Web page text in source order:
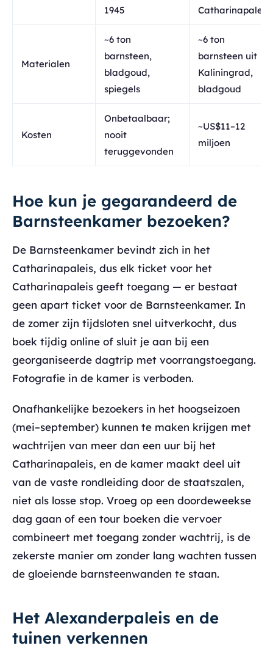
1945
Catharinapaleis
Materialen
~6 ton
barnsteen,
bladgoud,
spiegels
~6 ton
barnsteen uit
Kaliningrad,
bladgoud
Kosten
Onbetaalbaar;
nooit
teruggevonden
~US$11–12
miljoen
Hoe kun je gegarandeerd de
Barnsteenkamer bezoeken?
De Barnsteenkamer bevindt zich in het
Catharinapaleis, dus elk ticket voor het
Catharinapaleis geeft toegang — er bestaat
geen apart ticket voor de Barnsteenkamer. In
de zomer zijn tijdsloten snel uitverkocht, dus
boek tijdig online of sluit je aan bij een
georganiseerde dagtrip met voorrangstoegang.
Fotografie in de kamer is verboden.
Onafhankelijke bezoekers in het hoogseizoen
(mei–september) kunnen te maken krijgen met
wachtrijen van meer dan een uur bij het
Catharinapaleis, en de kamer maakt deel uit
van de vaste rondleiding door de staatszalen,
niet als losse stop. Vroeg op een doordeweekse
dag gaan of een tour boeken die vervoer
combineert met toegang zonder wachtrij, is de
zekerste manier om zonder lang wachten tussen
de gloeiende barnsteenwanden te staan.
Het Alexanderpaleis en de
tuinen verkennen